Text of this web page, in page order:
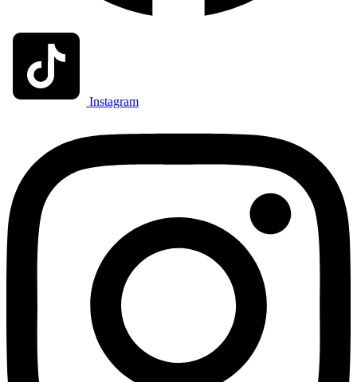
Instagram